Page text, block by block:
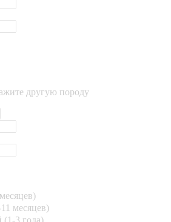
другую породу
месяцев)
3 года)